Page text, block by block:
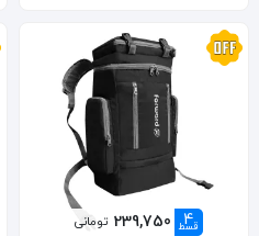
4
قسط 239,750 تومانی